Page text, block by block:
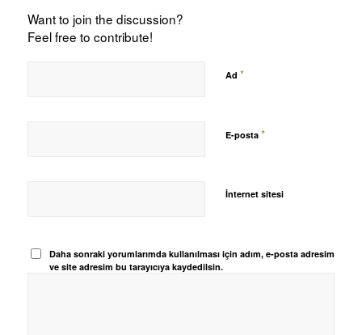
Want to join the discussion?
Feel free to contribute!
Ad *
E-posta *
İnternet sitesi
Daha sonraki yorumlarımda kullanılması için adım, e-posta adresim
ve site adresim bu tarayıcıya kaydedilsin.